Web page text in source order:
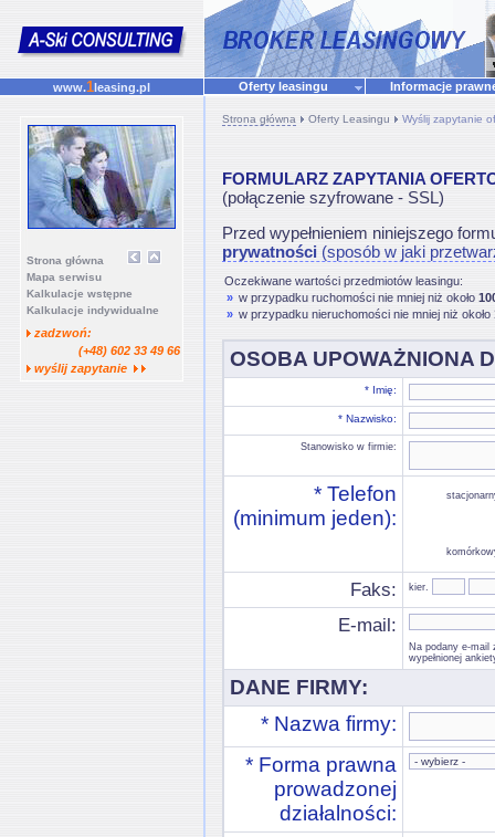
Oferty leasingu Informacje
www.1leasing.pl
Strona główna
Mapa serwisu
Kalkulacje wstępne
Kalkulacje indywidualne
zadzwoń:
(+48) 602 33 49 66
wyślij zapytanie
Strona główna Oferty Leasingu Wyślij zapytanie
FORMULARZ ZAPYTANIA
(połączenie szyfrowane - SSL)
Przed wypełnieniem niniejszego
prywatności (sposób w jaki
Oczekiwane wartości przedmiotów leasingu:
» w przypadku ruchomości nie mniej niż około
» w przypadku nieruchomości nie mniej niż około
OSOBA UPOWAŻNIONA
* Imię:
* Nazwisko:
Stanowisko w firmie:
* Telefon
(minimum jeden):
Faks: kier.
E-mail:
Na podany e-mail
wypełnionej
DANE FIRMY:
* Nazwa firmy:
* Forma prawna
prowadzonej
działalności: